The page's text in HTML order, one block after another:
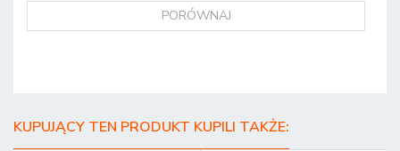
PORÓWNAJ
KUPUJĄCY TEN PRODUKT KUPILI TAKŻE: